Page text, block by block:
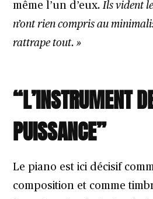
même l’un d’eux. Ils vident
n’ont rien compris au
rattrape tout. »
“L’INSTRUMENT
PUISSANCE”
Le piano est ici décisif
composition et comme